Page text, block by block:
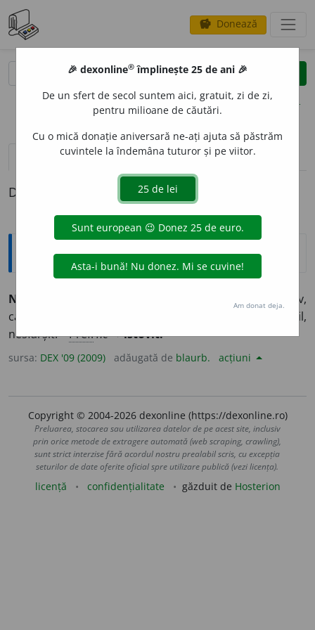
savings Donează
clear
opțiuni
definiții (1)
Definiția cu ID-ul 883154:
Explicative DEX
NEISTOV
Care este mereu activ,
care nu obosește (niciodată);
inepuizabil,
nesfârșit. –Pref.ne-+istovit.
sursa: DEX '09 (2009) adăugată de blaurb. acțiuni
Copyright © 2004-2026 dexonline (https://dexonline.ro)
Preluarea, stocarea sau utilizarea datelor de pe acest site, inclusiv
prin orice metode de extragere automată (web scraping, crawling),
sunt strict interzise fără acordul nostru prealabil scris, cu excepția
seturilor de date oferite oficial spre utilizare publică (vezi licența).
licență confidențialitate găzduit de Hosterion
🎉 dexonline® împlinește 25 de ani 🎉
De un sfert de secol suntem aici, gratuit, zi de zi,
pentru milioane de căutări.
Cu o mică donație aniversară ne-ați ajuta să păstrăm
cuvintele la îndemâna tuturor și pe viitor.
Am donat deja.